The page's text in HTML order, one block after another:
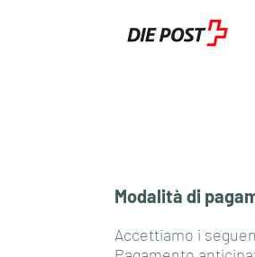
Modalità di
Accettiamo i